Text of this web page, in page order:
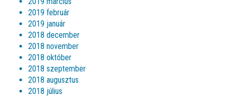
2019 február
2019 január
2018 december
2018 november
2018 október
2018 szeptember
2018 augusztus
2018 július